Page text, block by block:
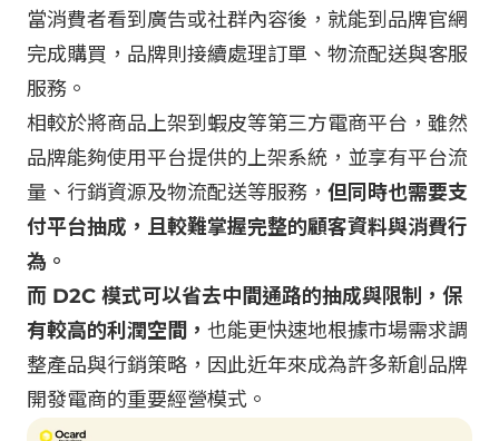
當消費者看到廣告或社群內容後，就能到品牌官網
完成購買，品牌則接續處理訂單、物流配送與客服
服務。
相較於將商品上架到蝦皮等第三方電商平台，雖然
品牌能夠使用平台提供的上架系統，並享有平台流
量、行銷資源及物流配送等服務， 但同時也需要支
付平台抽成，且較難掌握完整的顧客資料與消費行
為。
而 D2C 模式可以省去中間通路的抽成與限制，保
有較高的利潤空間， 也能更快速地根據市場需求調
整產品與行銷策略，因此近年來成為許多新創品牌
開發電商的重要經營模式。